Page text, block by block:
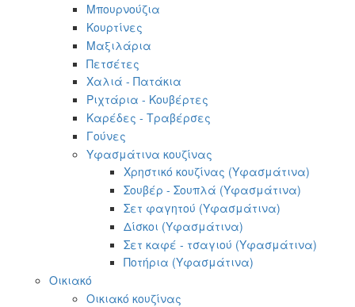
Μπουρνούζια
Κουρτίνες
Μαξιλάρια
Πετσέτες
Χαλιά - Πατάκια
Ριχτάρια - Κουβέρτες
Καρέδες - Τραβέρσες
Γούνες
Υφασμάτινα κουζίνας
Χρηστικό κουζίνας (Υφασμάτινα)
Σουβέρ - Σουπλά (Υφασμάτινα)
Σετ φαγητού (Υφασμάτινα)
Δίσκοι (Υφασμάτινα)
Σετ καφέ - τσαγιού (Υφασμάτινα)
Ποτήρια (Υφασμάτινα)
Οικιακό
Οικιακό κουζίνας